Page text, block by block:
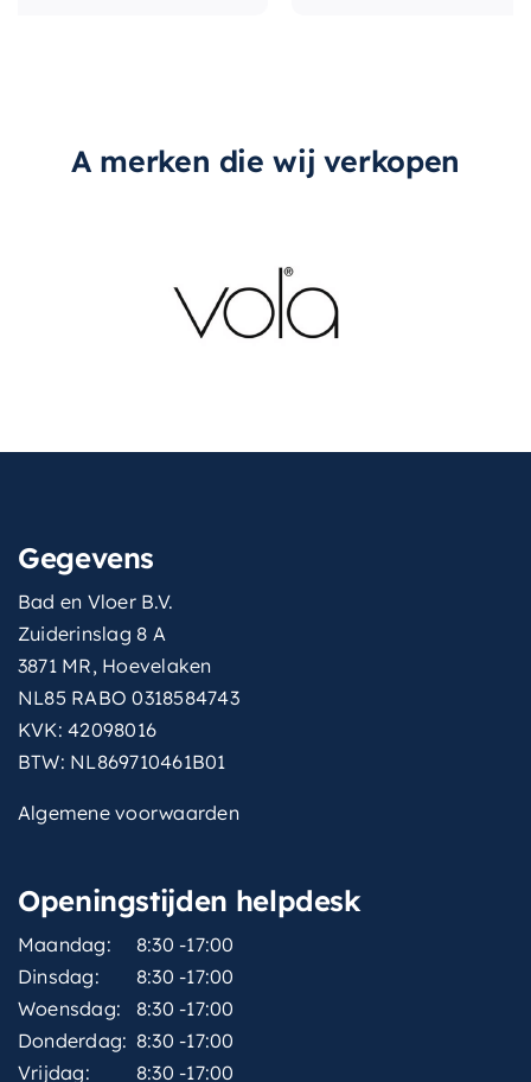
A merken die wij verkopen
Gegevens
Bad en Vloer B.V.
Zuiderinslag 8 A
3871 MR, Hoevelaken
NL85 RABO 0318584743
KVK: 42098016
BTW: NL869710461B01
Algemene voorwaarden
Openingstijden helpdesk
Maandag:
8:30 -17:00
Dinsdag:
8:30 -17:00
Woensdag:
8:30 -17:00
Donderdag: 8:30 -17:00
Vrijdag:
8:30 -17:00